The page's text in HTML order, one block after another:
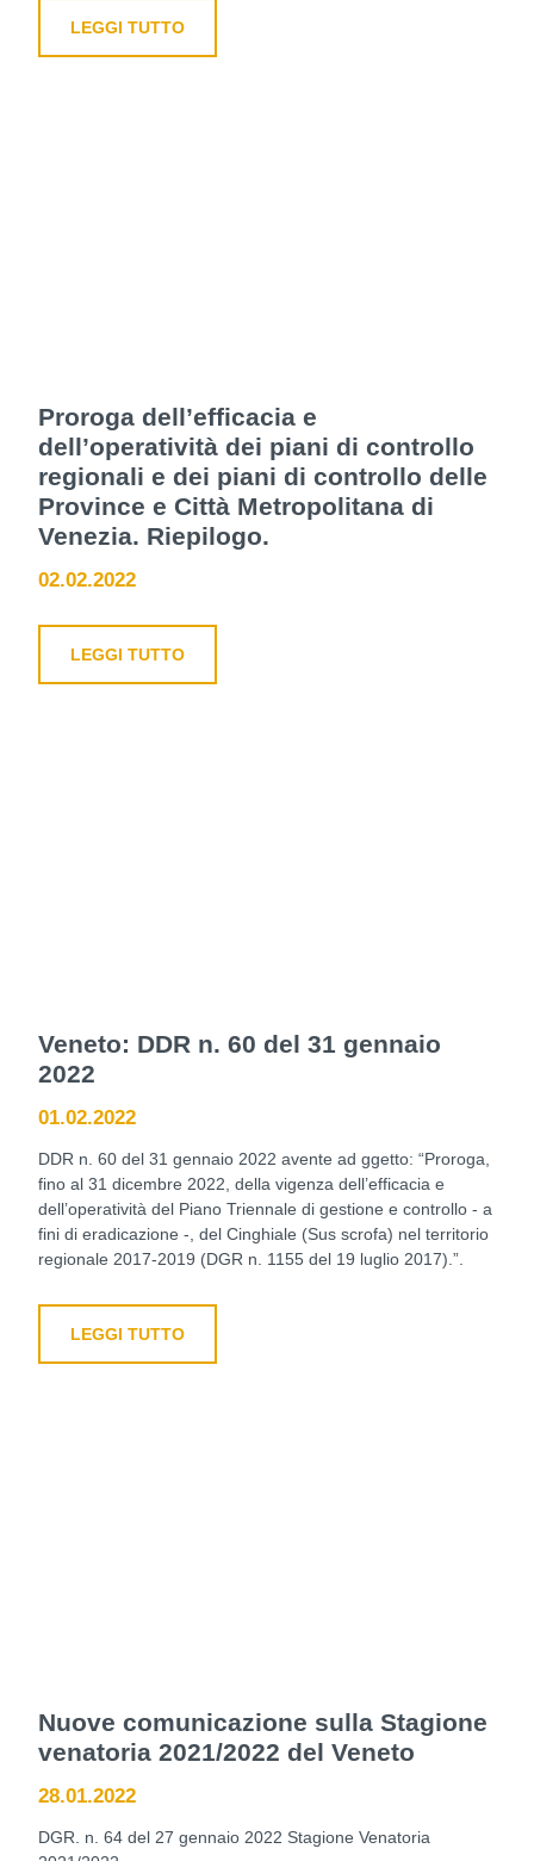
LEGGI TUTTO
Proroga dell’efficacia e
dell’operatività dei piani di controllo
regionali e dei piani di controllo delle
Province e Città Metropolitana di
Venezia. Riepilogo.
02.02.2022
LEGGI TUTTO
Veneto: DDR n. 60 del 31 gennaio
2022
01.02.2022
DDR n. 60 del 31 gennaio 2022 avente ad ggetto: “Proroga,
fino al 31 dicembre 2022, della vigenza dell’efficacia e
dell’operatività del Piano Triennale di gestione e controllo - a
fini di eradicazione -, del Cinghiale (Sus scrofa) nel territorio
regionale 2017-2019 (DGR n. 1155 del 19 luglio 2017).”.
LEGGI TUTTO
Nuove comunicazione sulla Stagione
venatoria 2021/2022 del Veneto
28.01.2022
DGR. n. 64 del 27 gennaio 2022 Stagione Venatoria